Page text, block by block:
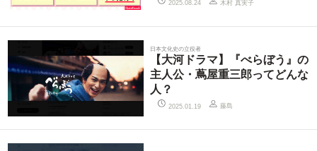
2025.08.24 木村 真実子
日本文化史の立役者
【大河ドラマ】『べらぼう』の
主人公・蔦屋重三郎ってどんな
人？
2025.01.19 藤島